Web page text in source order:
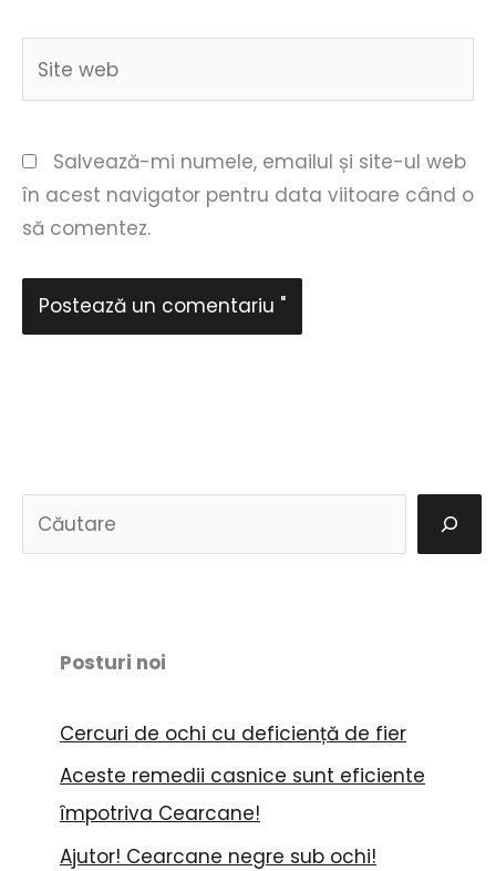
Salvează-mi numele, emailul și site-ul web
în acest navigator pentru data viitoare când o
să comentez.
a
Posturi noi
Cercuri de ochi cu deficiență de fier
Aceste remedii casnice sunt eficiente
împotriva Cearcane!
Ajutor! Cearcane negre sub ochi!